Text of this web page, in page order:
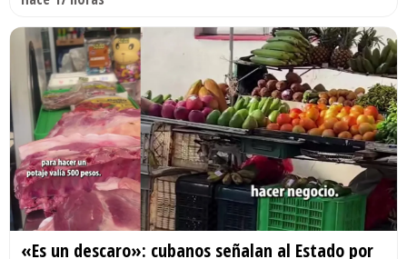
«Es un descaro»: cubanos señalan al Estado por